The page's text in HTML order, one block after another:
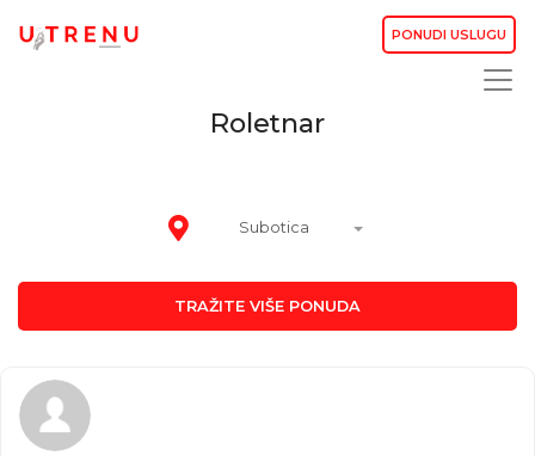
PONUDI USLUGU
Roletnar
Subotica
TRAŽITE VIŠE PONUDA